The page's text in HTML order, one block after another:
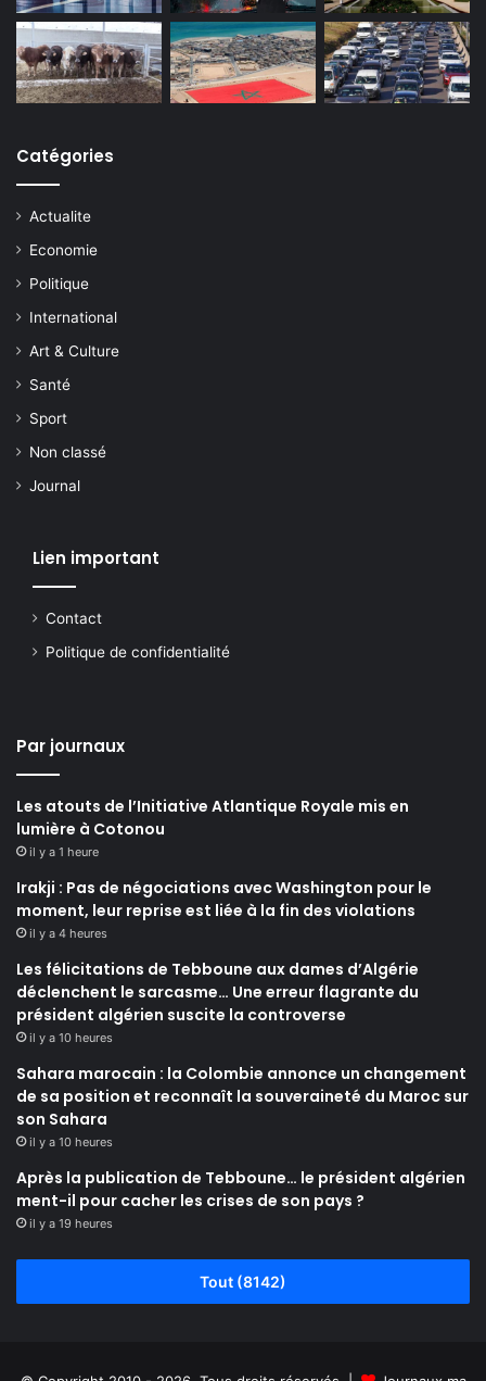
Catégories
Actualite
Economie
Politique
International
Art & Culture
Santé
Sport
Non classé
Journal
Lien important
Contact
Politique de confidentialité
Par journaux
Les atouts de l’Initiative Atlantique Royale mis en
lumière à Cotonou
il y a 1 heure
Irakji : Pas de négociations avec Washington pour le
moment, leur reprise est liée à la fin des violations
il y a 4 heures
Les félicitations de Tebboune aux dames d’Algérie
déclenchent le sarcasme… Une erreur flagrante du
président algérien suscite la controverse
il y a 10 heures
Sahara marocain : la Colombie annonce un changement
de sa position et reconnaît la souveraineté du Maroc sur
son Sahara
il y a 10 heures
Après la publication de Tebboune… le président algérien
ment-il pour cacher les crises de son pays ?
il y a 19 heures
Tout (8142)